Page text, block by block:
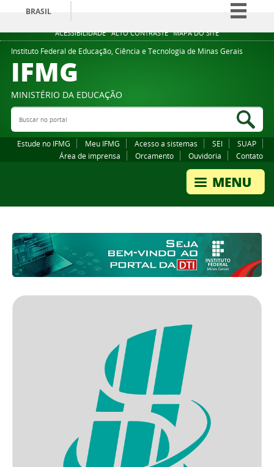
ACESSIBILIDADE ALTO CONTRASTE MAPA DO SITE
BRASIL
Simplifique!
Comunica BR
Legislação
Instituto Federal de Educação, Ciência e Tecnologia de Minas Gerais
IFMG
MINISTÉRIO DA EDUCAÇÃO
Buscar no portal
Estude no IFMG Meu IFMG Acesso a sistemas SEI
SUAP
Área de imprensa
Orcamento Ouvidoria Contato